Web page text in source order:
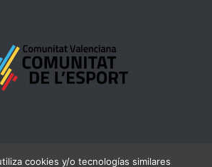
cookies y/o tecnologías similares